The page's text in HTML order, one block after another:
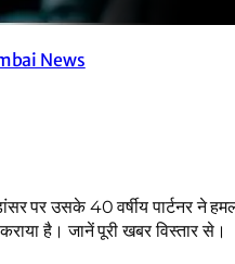
News
पर उसके 40 वर्षीय पार्टनर ने
कराया है। जानें पूरी खबर विस्तार से।